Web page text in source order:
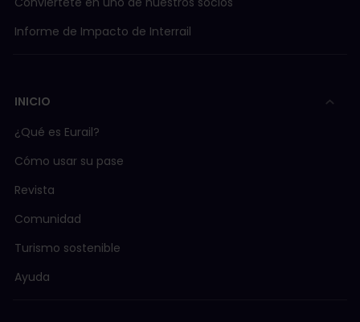
Informe de Impacto de Interrail
INICIO
¿Qué es Eurail?
Cómo usar su pase
Revista
Comunidad
Turismo sostenible
Ayuda